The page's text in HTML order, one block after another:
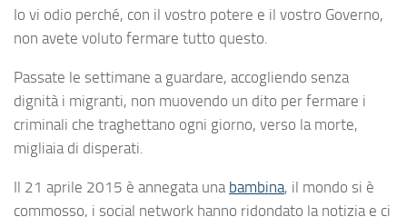
Io vi odio perché, con il vostro potere e il vostro Governo,
non avete voluto fermare tutto questo.
Passate le settimane a guardare, accogliendo senza
dignità i migranti, non muovendo un dito per fermare i
criminali che traghettano ogni giorno, verso la morte,
migliaia di disperati.
Il 21 aprile 2015 è annegata una bambina, il mondo si è
commosso, i social network hanno ridondato la notizia e ci